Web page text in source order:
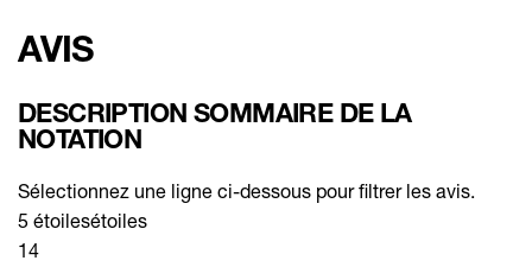
AVIS
DESCRIPTION SOMMAIRE DE LA
NOTATION
Sélectionnez une ligne ci-dessous pour filtrer les avis.
5 étoilesétoiles
14